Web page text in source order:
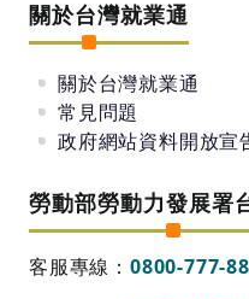
關於台灣就業通
關於台灣就業通
常見問題
政府網站資料開放宣
勞動部勞動力發展署
客服專線： 0800-777-